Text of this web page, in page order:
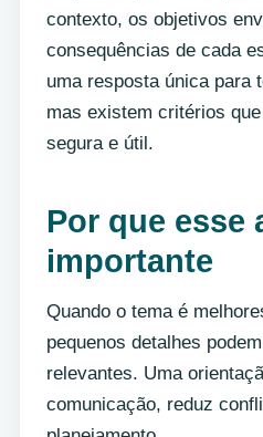
contexto, os objetivos
consequências de cada
uma resposta única para
mas existem critérios
segura e útil.
Por que esse
importante
Quando o tema é
pequenos detalhes
relevantes. Uma
comunicação, reduz